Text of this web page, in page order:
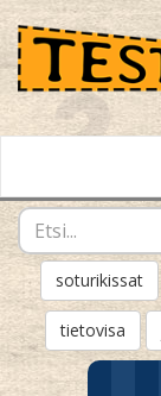
soturikissat
tietovisa